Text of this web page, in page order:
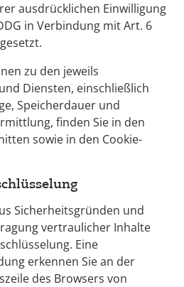
ausdrücklichen Einwilligung
in Verbindung mit Art. 6
zu den jeweils
Diensten, einschließlich
Speicherdauer und
finden Sie in den
sowie in den Cookie-
Sicherheitsgründen und
vertraulicher Inhalte
Eine
erkennen Sie an der
des Browsers von